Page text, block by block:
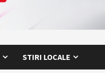
STIRI LOCALE